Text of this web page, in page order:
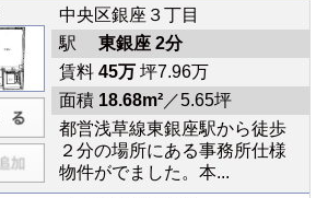
中央区銀座３丁目
駅 東銀座 2分
賃料 45万坪7.96万
面積 18.68m²／5.65坪
都営浅草線東銀座駅から徒歩
２分の場所にある事務所仕様
物件がでました。本...